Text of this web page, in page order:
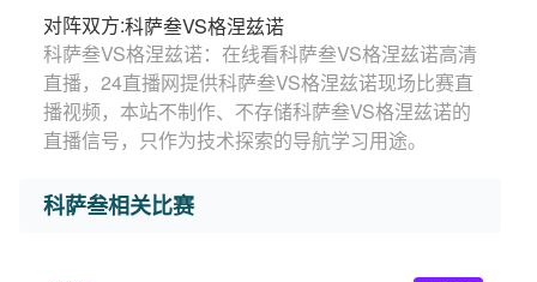
对阵双方:科萨叁VS格涅兹诺
科萨叁VS格涅兹诺：在线看科萨叁VS格涅兹诺高清
直播，24直播网提供科萨叁VS格涅兹诺现场比赛直
播视频，本站不制作、不存储科萨叁VS格涅兹诺的
直播信号，只作为技术探索的导航学习用途。
科萨叁相关比赛